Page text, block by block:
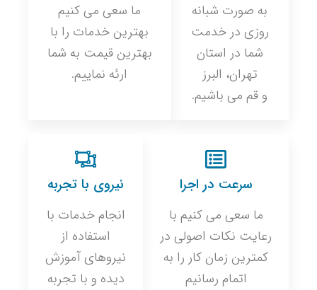
به صورت شبانه
روزی در خدمت
شما در استان
تهران، البرز
و قم می باشیم.
ما سعی می کنیم
بهترین خدمات را با
بهترین قیمت به شما
ارئه نماییم.
سرعت در اجرا
ما سعی می کنیم با
رعایت نکات اصولی در
کمترین زمان کار را به
اتمام رسانیم
نیروی با تجربه
انجام خدمات با
استفاده از
نیروهای آموزش
دیده و با تجربه